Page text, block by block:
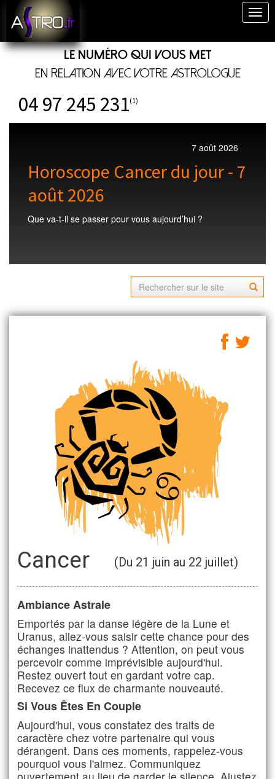
Le numéro qui vous met
en relation avec votre astrologue
04 97 245 231(1)
7 août 2026
Horoscope Cancer du jour - 7
août 2026
Que va-t-il se passer pour vous aujourd’hui ?
Cancer (Du 21 juin au 22 juillet)
Ambiance Astrale
Emportés par la danse légère de la Lune et
Uranus, allez-vous saisir cette chance pour des
échanges inattendus ? Attention, on peut vous
percevoir comme imprévisible aujourd'hui.
Restez ouvert tout en gardant votre cap.
Recevez ce flux de charmante nouveauté.
Si Vous Êtes En Couple
Aujourd'hui, vous constatez des traits de
caractère chez votre partenaire qui vous
dérangent. Dans ces moments, rappelez-vous
pourquoi vous l'aimez. Communiquez